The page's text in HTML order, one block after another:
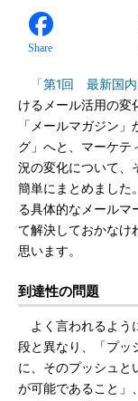
Share
「第1回 最新国
けるメール活用の変
「メールマガジン
グ」へと、マーケテ
況の変化について、
簡単にまとめました
る具体的なメールマ
て解決しておかなけ
思います。
到達性の問題
よく言われるよう
段と異なり、「プッ
に、そのプッシュと
が可能であること」